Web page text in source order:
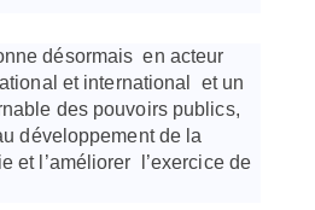
désormais en acteur
et international et un
des pouvoirs publics,
développement de la
et l’améliorer l’exercice de